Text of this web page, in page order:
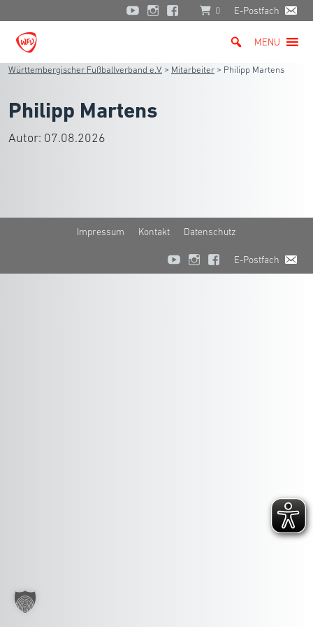
0 E-Postfach
MENU
Württembergischer Fußballverband e.V. > Mitarbeiter > Philipp Martens
Philipp Martens
Autor: 07.08.2026
Impressum Kontakt Datenschutz
E-Postfach